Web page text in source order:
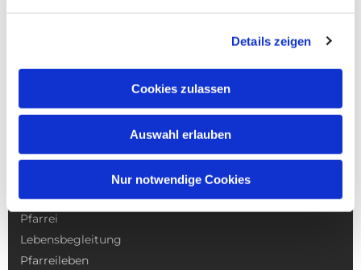
Details zeigen
Cookies zulassen
Auswahl erlauben
Nur notwendige Cookies
Gottesdienste
Pfarrei
Lebensbegleitung
Pfarreileben